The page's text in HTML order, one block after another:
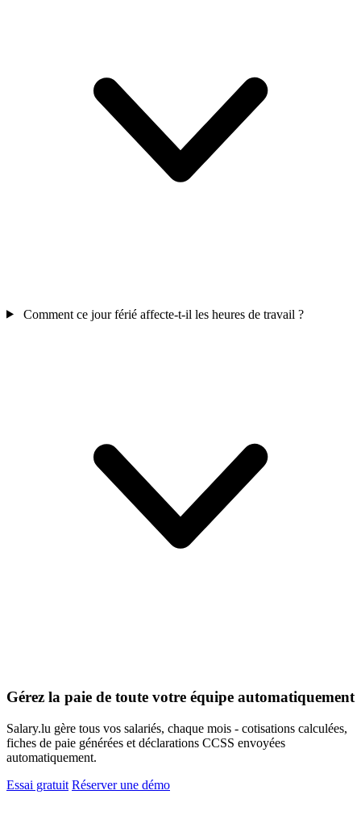
Comment ce jour férié affecte-t-il les heures de travail ?
Gérez la paie de toute votre équipe automatiquement
Salary.lu gère tous vos salariés, chaque mois - cotisations calculées,
fiches de paie générées et déclarations CCSS envoyées
automatiquement.
Essai gratuit Réserver une démo